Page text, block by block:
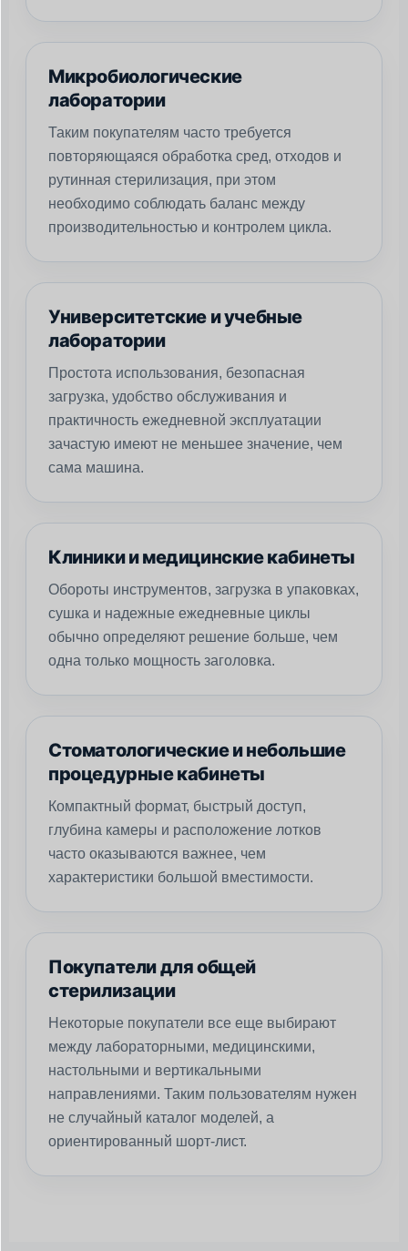
Микробиологические
лаборатории
Таким покупателям часто требуется
повторяющаяся обработка сред, отходов и
рутинная стерилизация, при этом
необходимо соблюдать баланс между
производительностью и контролем цикла.
Университетские и учебные
лаборатории
Простота использования, безопасная
загрузка, удобство обслуживания и
практичность ежедневной эксплуатации
зачастую имеют не меньшее значение, чем
сама машина.
Клиники и медицинские кабинеты
Обороты инструментов, загрузка в упаковках,
сушка и надежные ежедневные циклы
обычно определяют решение больше, чем
одна только мощность заголовка.
Стоматологические и небольшие
процедурные кабинеты
Компактный формат, быстрый доступ,
глубина камеры и расположение лотков
часто оказываются важнее, чем
характеристики большой вместимости.
Покупатели для общей
стерилизации
Некоторые покупатели все еще выбирают
между лабораторными, медицинскими,
настольными и вертикальными
направлениями. Таким пользователям нужен
не случайный каталог моделей, а
ориентированный шорт-лист.